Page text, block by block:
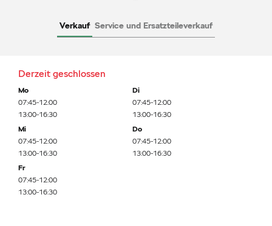
Verkauf Service und Ersatzteileverkauf
Derzeit geschlossen
Mo
07:45-12:00
13:00-16:30
Di
07:45-12:00
13:00-16:30
Mi
07:45-12:00
13:00-16:30
Do
07:45-12:00
13:00-16:30
Fr
07:45-12:00
13:00-16:30